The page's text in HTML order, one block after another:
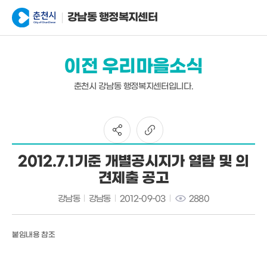
강남동 행정복지센터
이전 우리마을소식
춘천시 강남동 행정복지센터입니다.
2012.7.1기준 개별공시지가 열람 및 의
견제출 공고
강남동 강남동 2012-09-03 2880
붙임내용 참조